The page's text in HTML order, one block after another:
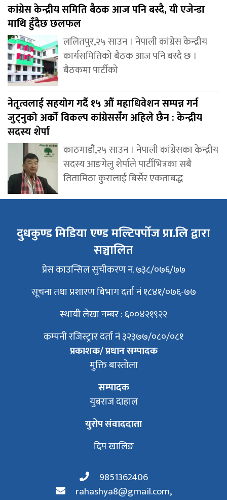
कांग्रेस केन्द्रीय समिति बैठक आज पनि बस्दै, यी एजेन्डा
माथि हुँदैछ छलफल
ललितपुर,२५ साउन । नेपाली कांग्रेस केन्द्रीय
कार्यसमितिको बैठक आज पनि बस्दै छ ।
बैठकमा पार्टीको
नेतृत्वलाई सहयोग गर्दै १५ औं महाधिवेशन सम्पन्न गर्न
जुट्नुको अर्को विकल्प कांग्रेससंँग अहिले छैन : केन्द्रीय
सदस्य शेर्पा
काठमाडौं,२५ साउन । नेपाली कांग्रेसका केन्द्रीय
सदस्य आङगेलु शेर्पाले पार्टीभित्रका सबै
तितामिठा कुरालाई बिर्सेर एकताबद्ध
दुधकुण्ड मिडिया एण्ड मल्टिपर्पोज प्रा.लि द्वारा
सञ्चालित
प्रेस काउन्सिल सुचीकरण न. ७३८/०७६/७७
सूचना तथा प्रशारण बिभाग दर्ता नं १८४१/०७६-७७
स्थायी लेखा नम्बर : ६००४२१९२२
कम्पनी रजिस्ट्रार दर्ता नं ३२३७७/०८०/०८१
प्रकाशक/ प्रधान सम्पादक
मुक्ति बास्तोला
सम्पादक
युबराज दाहाल
युरोप संवाददाता
दिप खालिङ
9851362406
rahashya8@gmail.com,